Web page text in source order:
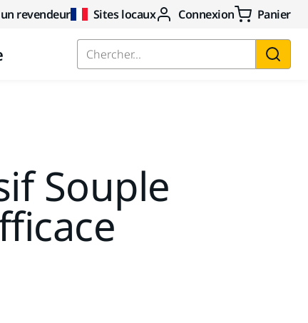
revendeur Sites locaux Connexion Panier
Chercher...
Souple